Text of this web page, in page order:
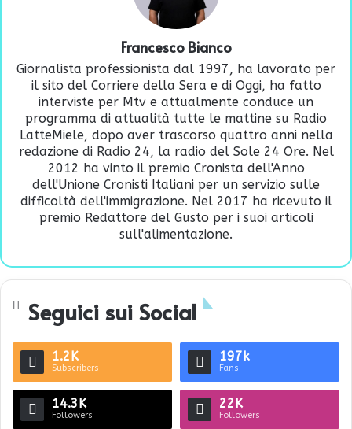
Francesco Bianco
Giornalista professionista dal 1997, ha lavorato per
il sito del Corriere della Sera e di Oggi, ha fatto
interviste per Mtv e attualmente conduce un
programma di attualità tutte le mattine su Radio
LatteMiele, dopo aver trascorso quattro anni nella
redazione di Radio 24, la radio del Sole 24 Ore. Nel
2012 ha vinto il premio Cronista dell'Anno
dell'Unione Cronisti Italiani per un servizio sulle
difficoltà dell'immigrazione. Nel 2017 ha ricevuto il
premio Redattore del Gusto per i suoi articoli
sull'alimentazione.
Seguici sui Social
1.2K
Subscribers
197k
Fans
14.3K
Followers
22K
Followers